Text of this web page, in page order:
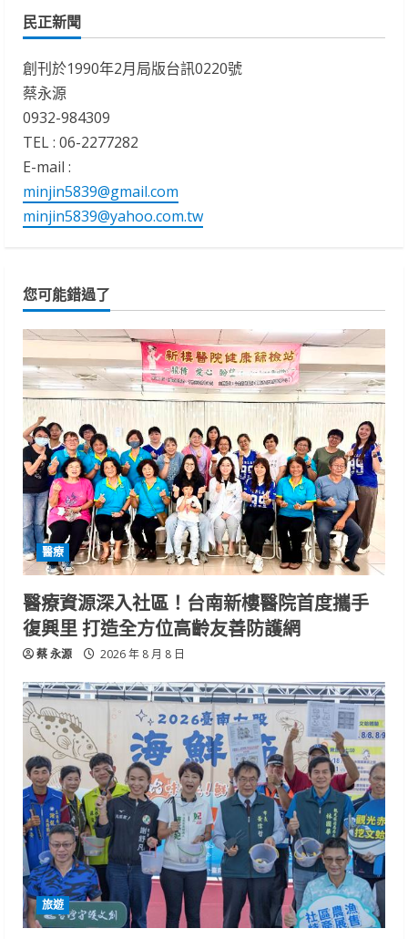
民正新聞
創刊於1990年2月局版台訊0220號
蔡永源
0932-984309
TEL : 06-2277282
E-mail :
minjin5839@gmail.com
minjin5839@yahoo.com.tw
您可能錯過了
醫療
醫療資源深入社區！台南新樓醫院首度攜手
復興里 打造全方位高齡友善防護網
蔡 永源 2026 年 8 月 8 日
旅遊